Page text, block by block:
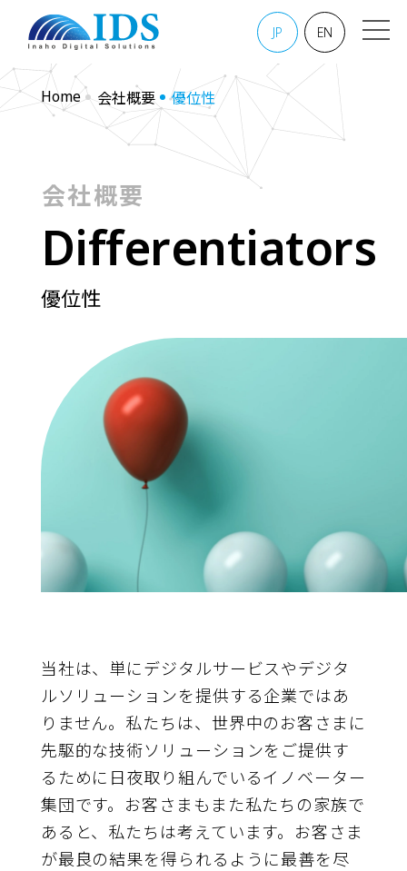
JP EN
Home 会社概要 優位性
会社概要
Differentiators
優位性
当社は、単にデジタルサービスやデジタ
ルソリューションを提供する企業ではあ
りません。私たちは、世界中のお客さまに
先駆的な技術ソリューションをご提供す
るために日夜取り組んでいるイノベーター
集団です。お客さまもまた私たちの家族で
あると、私たちは考えています。お客さま
が最良の結果を得られるように最善を尽